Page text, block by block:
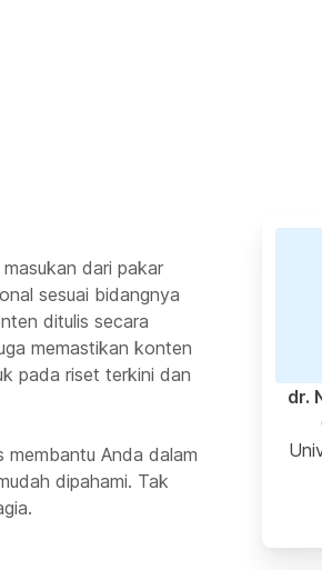
dari pakar
sesuai bidangnya
ditulis secara
memastikan konten
pada riset terkini dan
membantu Anda dalam
dipahami. Tak
dr.